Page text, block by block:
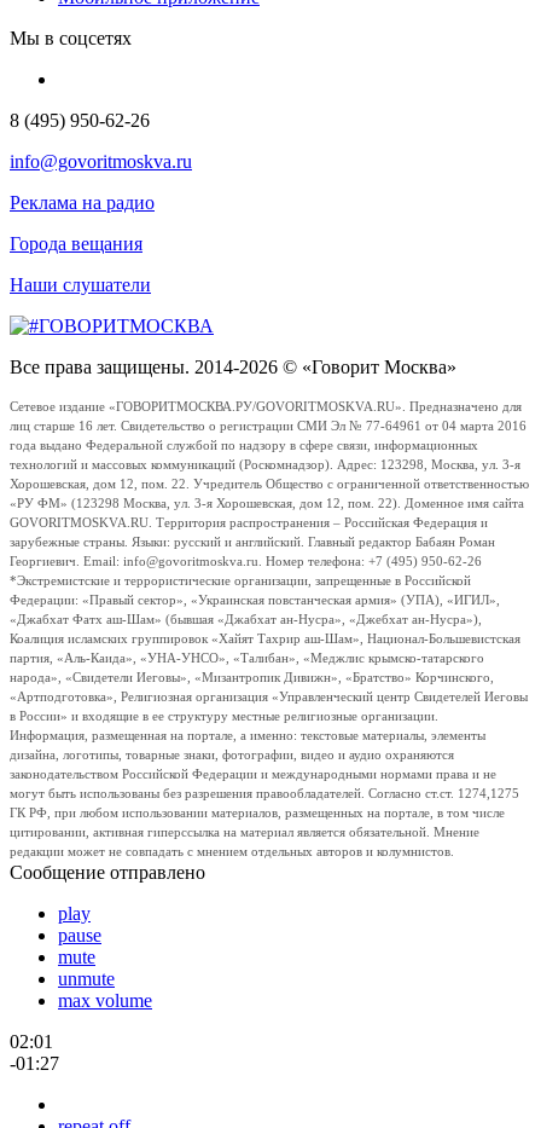
Мы в соцсетях
8 (495) 950-62-26
info@govoritmoskva.ru
Реклама на радио
Города вещания
Наши слушатели
Все права защищены. 2014-2026 © «Говорит Москва»
Сетевое издание «ГОВОРИТМОСКВА.РУ/GOVORITMOSKVA.RU». Предназначено для
лиц старше 16 лет. Свидетельство о регистрации СМИ Эл № 77-64961 от 04 марта 2016
года выдано Федеральной службой по надзору в сфере связи, информационных
технологий и массовых коммуникаций (Роскомнадзор). Адрес: 123298, Москва, ул. 3-я
Хорошевская, дом 12, пом. 22. Учредитель Общество с ограниченной ответственностью
«РУ ФМ» (123298 Москва, ул. 3-я Хорошевская, дом 12, пом. 22). Доменное имя сайта
GOVORITMOSKVA.RU. Территория распространения – Российская Федерация и
зарубежные страны. Языки: русский и английский. Главный редактор Бабаян Роман
Георгиевич. Email: info@govoritmoskva.ru. Номер телефона: +7 (495) 950-62-26
*Экстремистские и террористические организации, запрещенные в Российской
Федерации: «Правый сектор», «Украинская повстанческая армия» (УПА), «ИГИЛ»,
«Джабхат Фатх аш-Шам» (бывшая «Джабхат ан-Нусра», «Джебхат ан-Нусра»),
Коалиция исламских группировок «Хайят Тахрир аш-Шам», Национал-Большевистская
партия, «Аль-Каида», «УНА-УНСО», «Талибан», «Меджлис крымско-татарского
народа», «Свидетели Иеговы», «Мизантропик Дивижн», «Братство» Корчинского,
«Артподготовка», Религиозная организация «Управленческий центр Свидетелей Иеговы
в России» и входящие в ее структуру местные религиозные организации.
Информация, размещенная на портале, а именно: текстовые материалы, элементы
дизайна, логотипы, товарные знаки, фотографии, видео и аудио охраняются
законодательством Российской Федерации и международными нормами права и не
могут быть использованы без разрешения правообладателей. Согласно ст.ст. 1274,1275
ГК РФ, при любом использовании материалов, размещенных на портале, в том числе
цитировании, активная гиперссылка на материал является обязательной. Мнение
редакции может не совпадать с мнением отдельных авторов и колумнистов.
Сообщение отправлено
play
pause
mute
unmute
max volume
02:01
-01:27